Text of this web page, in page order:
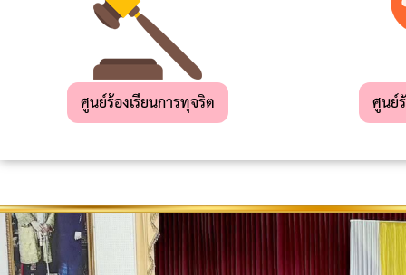
ยุทธศาสตร์
การ
พัฒนา
กฎหมาย
ศูนย์ร้องเรียนการทุจริต ศูนย์